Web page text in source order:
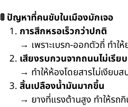
🚦 ปัญหาที่คนขับในเมืองมักเจอ
การสึกหรอเร็วกว่าปกติ
→ เพราะเบรก-ออกตัวถี่ ทำใ
เสียงรบกวนจากถนนไม่เรียบ
→ ทำให้ห้องโดยสารไม่เงียบส
สิ้นเปลืองน้ำมันมากขึ้น
→ ยางที่แรงต้านสูง ทำให้รถ